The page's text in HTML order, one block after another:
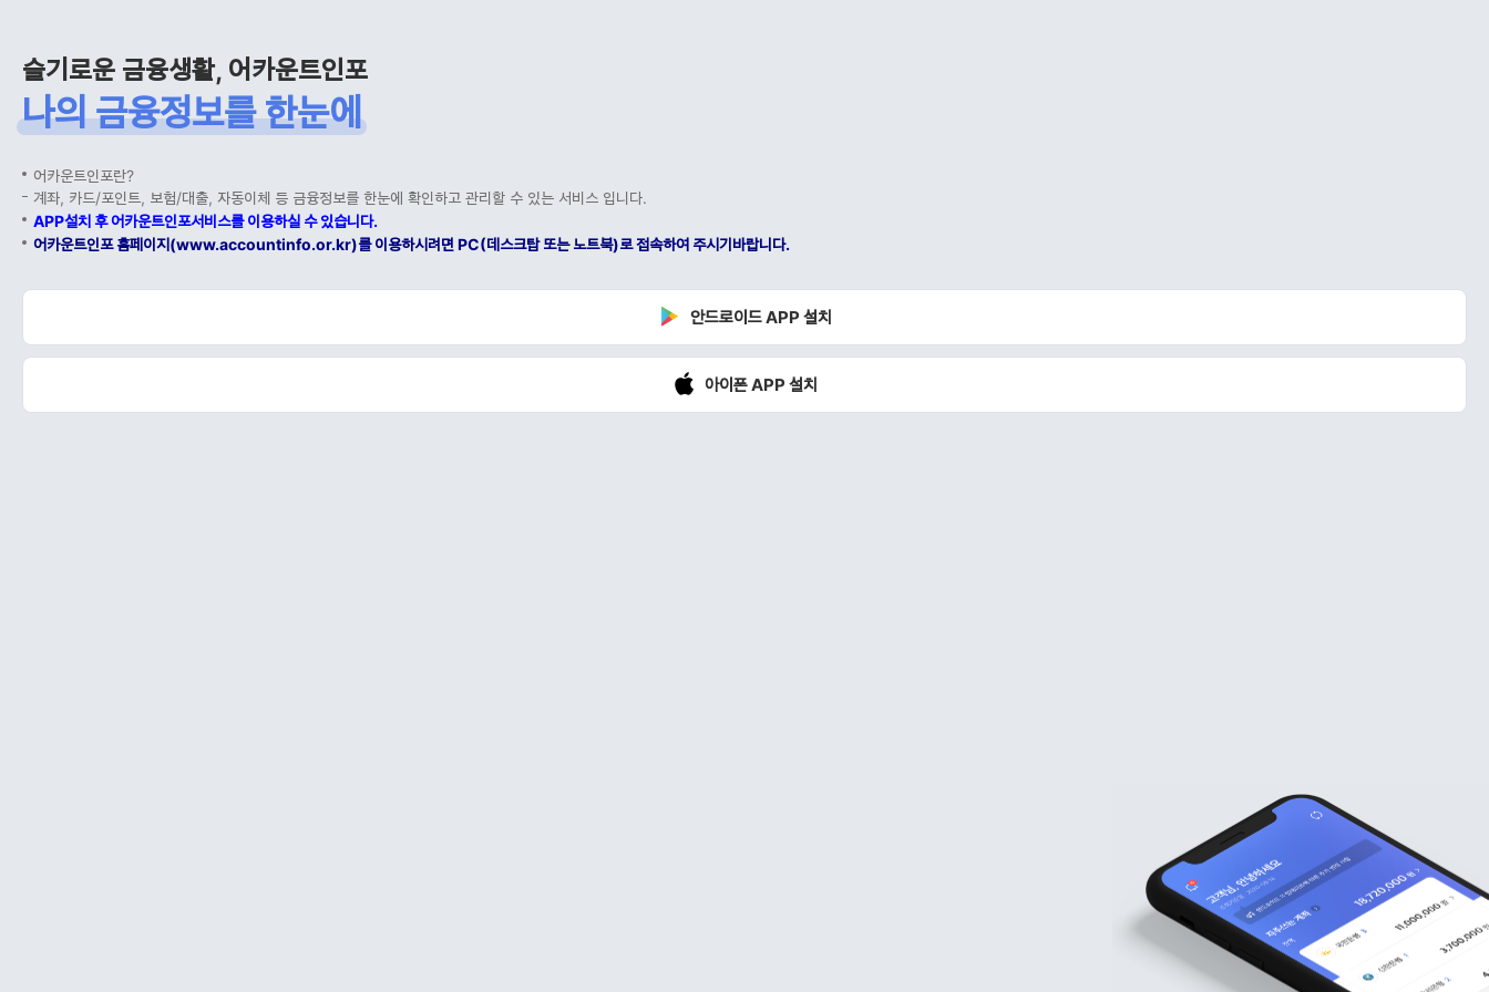
슬기로운 금융생활, 어카운트인포
나의 금융정보를 한눈에
어카운트인포란?
계좌, 카드/포인트, 보험/대출, 자동이체 등 금융정보를 한눈에 확인하고 관리할 수 있는 서비스 입니다.
APP설치 후 어카운트인포서비스를 이용하실 수 있습니다.
어카운트인포 홈페이지(www.accountinfo.or.kr)를 이용하시려면 PC(데스크탑 또는 노트북)로 접속하여 주시기바랍니다.
안드로이드 APP 설치
아이폰 APP 설치